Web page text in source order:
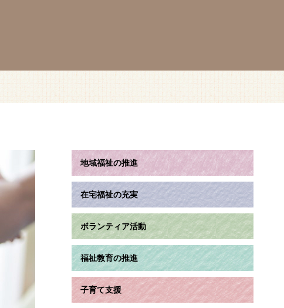
地域福祉の推進
在宅福祉の充実
ボランティア活動
福祉教育の推進
子育て支援